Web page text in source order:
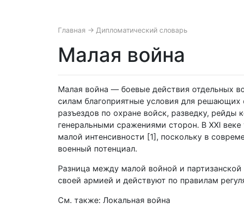
Главная → Дипломатический словарь
Малая война
Малая война — боевые действия отдельных
силам благоприятные условия для решающих
разъездов по охране войск, разведку,
генеральными сражениями сторон. В XXI
малой интенсивности [1], поскольку в
военный потенциал.
Разница между малой войной и
своей армией и действуют по правилам
См. также: Локальная война